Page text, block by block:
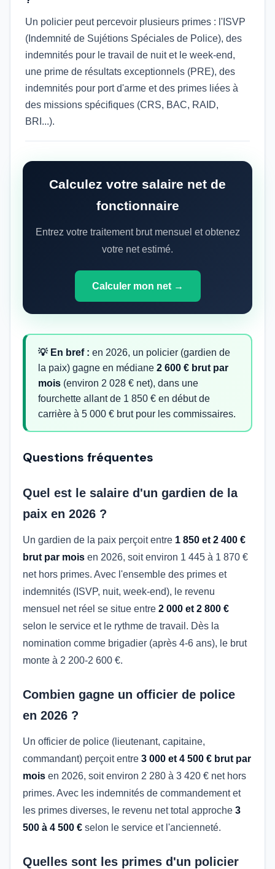
Un policier peut percevoir plusieurs primes : l'ISVP
(Indemnité de Sujétions Spéciales de Police), des
indemnités pour le travail de nuit et le week-end,
une prime de résultats exceptionnels (PRE), des
indemnités pour port d'arme et des primes liées à
des missions spécifiques (CRS, BAC, RAID,
BRI...).
Calculez votre salaire net de
fonctionnaire
Entrez votre traitement brut mensuel et obtenez
votre net estimé.
Calculer mon net →
💡 En bref : en 2026, un policier (gardien de
la paix) gagne en médiane 2 600 € brut par
mois (environ 2 028 € net), dans une
fourchette allant de 1 850 € en début de
carrière à 5 000 € brut pour les commissaires.
Questions fréquentes
Quel est le salaire d'un gardien de la
paix en 2026 ?
Un gardien de la paix perçoit entre 1 850 et 2 400 €
brut par mois en 2026, soit environ 1 445 à 1 870 €
net hors primes. Avec l'ensemble des primes et
indemnités (ISVP, nuit, week-end), le revenu
mensuel net réel se situe entre 2 000 et 2 800 €
selon le service et le rythme de travail. Dès la
nomination comme brigadier (après 4-6 ans), le brut
monte à 2 200-2 600 €.
Combien gagne un officier de police
en 2026 ?
Un officier de police (lieutenant, capitaine,
commandant) perçoit entre 3 000 et 4 500 € brut par
mois en 2026, soit environ 2 280 à 3 420 € net hors
primes. Avec les indemnités de commandement et
les primes diverses, le revenu net total approche 3
500 à 4 500 € selon le service et l'ancienneté.
Quelles sont les primes d'un policier